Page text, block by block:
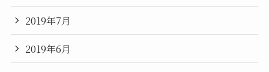
2019年7月
2019年6月